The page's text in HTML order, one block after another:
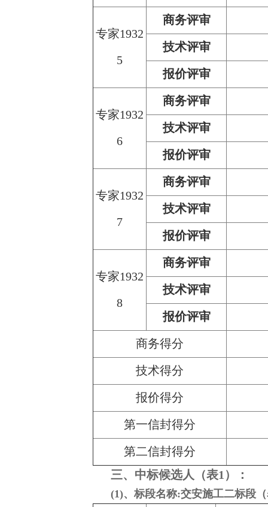
专家1932
5
商务评审
技术评审
报价评审
专家1932
6
商务评审
技术评审
报价评审
专家1932
7
商务评审
技术评审
报价评审
专家1932
8
商务评审
技术评审
报价评审
商务得分
技术得分
报价得分
第一信封得分
第二信封得分
三、中标候选人（表1）：
(1)、标段名称:交安施工二标段